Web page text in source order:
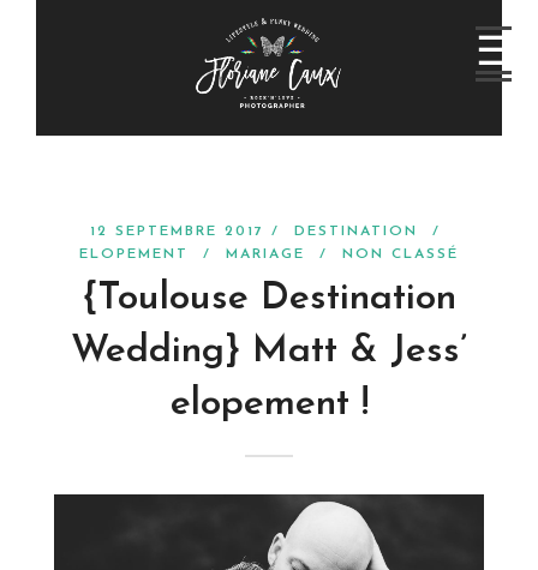
12 SEPTEMBRE 2017 / DESTINATION
/
ELOPEMENT
/ MARIAGE / NON CLASSÉ
{Toulouse Destination
Wedding} Matt & Jess’
elopement !